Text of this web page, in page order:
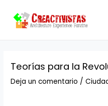
contenido
Teorías para la
Deja un comentario /
de
entradas